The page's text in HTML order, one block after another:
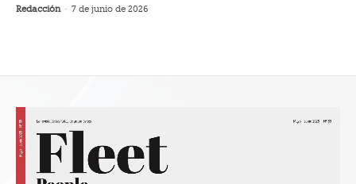
Redacción - 7 de junio de 2026